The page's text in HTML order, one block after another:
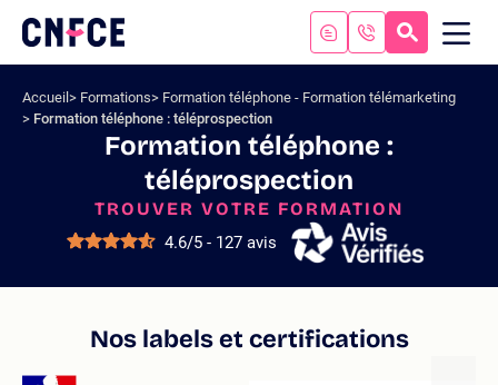
contenu
recherche
Logo
site
Accueil Formations
Formation téléphone - Formation télémarketing
Formation téléphone : téléprospection
Formation téléphone :
téléprospection
TROUVER VOTRE FORMATION
4.6/5 - 127 avis
Nos labels et certifications